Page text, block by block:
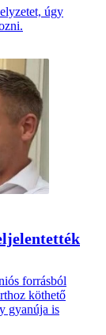
úgy
forrásból
köthető
gyanúja is